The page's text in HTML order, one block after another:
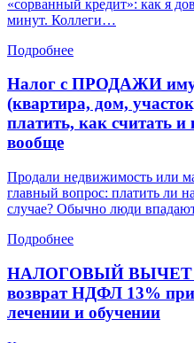
«сорванный кредит»: как я
минут. Коллеги…
Подробнее
Налог с ПРОДАЖИ
(квартира, дом,
платить, как считать и
вообще
Продали недвижимость или
главный вопрос: платить ли
случае? Обычно люди
Подробнее
НАЛОГОВЫЙ ВЫЧЕТ в
возврат НДФЛ 13%
лечении и обучении